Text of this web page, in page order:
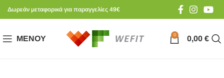
Δωρεάν μεταφορικά για παραγγελίες 49€
ΜΕΝΟΎ 0 0,00 €